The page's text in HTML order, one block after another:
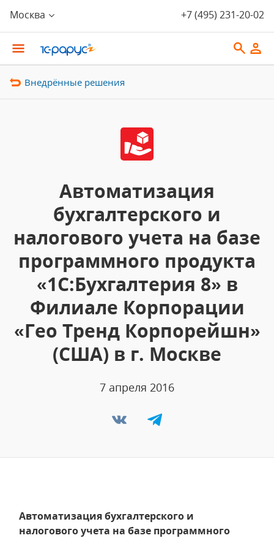
Москва +7 (495) 231-20-02
Внедрённые решения
Автоматизация
бухгалтерского и
налогового учета на базе
программного продукта
«1С:Бухгалтерия 8» в
Филиале Корпорации
«Гео Тренд Корпорейшн»
(США) в г. Москве
7 апреля 2016
Автоматизация бухгалтерского и
налогового учета на базе программного